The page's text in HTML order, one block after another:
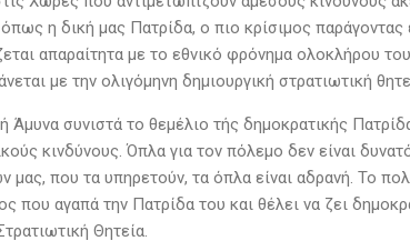
η δική μας Πατρίδα, ο πιο κρίσιμος
απαραίτητα με το εθνικό φρόνημα ολοκλήρου
με την ολιγόμηνη δημιουργική στρατιωτική
Άμυνα συνιστά το θεμέλιο τής δημοκρατικής
κινδύνους. Όπλα για τον πόλεμο δεν είναι
μας, που τα υπηρετούν, τα όπλα είναι αδρανή. Το
που αγαπά την Πατρίδα του και θέλει να ζει
Θητεία.